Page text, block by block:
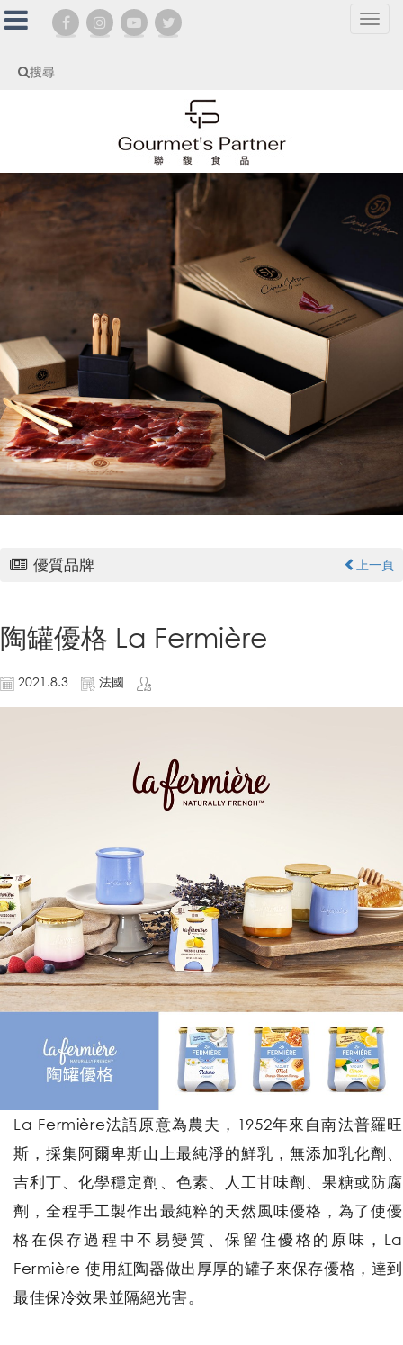
搜尋
選
優質品牌 上一頁
陶罐優格 La Fermière
2021.8.3 法國
La Fermière法語原意為農夫，1952年來自南法普羅旺
斯，採集阿爾卑斯山上最純淨的鮮乳，無添加乳化劑、
吉利丁、化學穩定劑、色素、人工甘味劑、果糖或防腐
劑，全程手工製作出最純粹的天然風味優格，為了使優
格在保存過程中不易變質、保留住優格的原味，La
Fermière 使用紅陶器做出厚厚的罐子來保存優格，達到
最佳保冷效果並隔絕光害。